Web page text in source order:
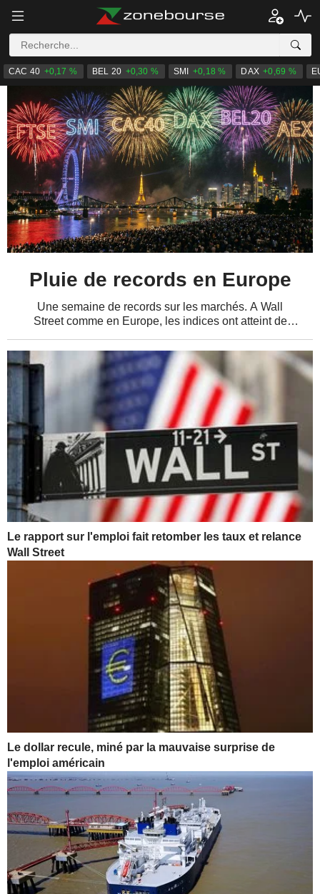
CAC 40 +0,17 % BEL 20 +0,30 % SMI +0,18 % DAX +0,69 %
Le rapport sur l'emploi fait retomber les taux et relance
Wall Street
Le dollar recule, miné par la mauvaise surprise de
l'emploi américain
Pluie de records en Europe
Une semaine de records sur les marchés. A Wall
Street comme en Europe, les indices ont atteint de
d'entreprises et une relative détente de la...